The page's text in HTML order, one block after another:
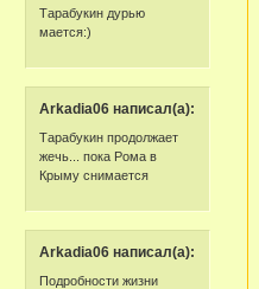
Тарабукин дурью
мается:)
Arkadia06 написал(а):
Тарабукин продолжает
жечь... пока Рома в
Крыму снимается
Arkadia06 написал(а):
Подробности жизни